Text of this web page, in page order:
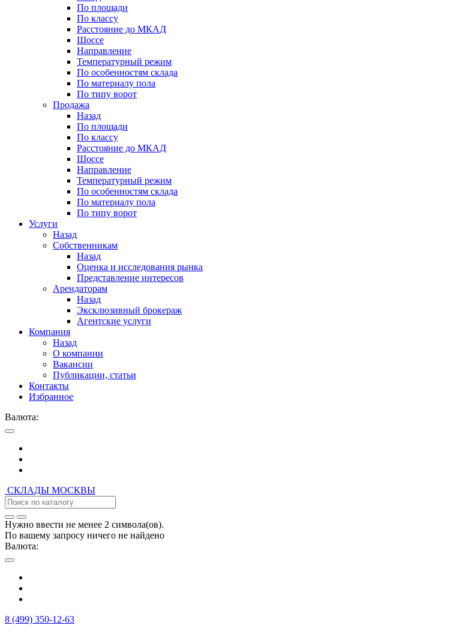
По площади
По классу
Расстояние до МКАД
Шоссе
Направление
Температурный режим
По особенностям склада
По материалу пола
По типу ворот
Продажа
Назад
По площади
По классу
Расстояние до МКАД
Шоссе
Направление
Температурный режим
По особенностям склада
По материалу пола
По типу ворот
Услуги
Назад
Собственникам
Назад
Оценка и исследования рынка
Представление интересов
Арендаторам
Назад
Эксклюзивный брокераж
Агентские услуги
Компания
Назад
О компании
Вакансии
Публикации, статьи
Контакты
Избранное
Валюта:
СКЛАДЫ МОСКВЫ
Нужно ввести не менее 2 символа(ов).
По вашему запросу ничего не найдено
Валюта:
8 (499) 350-12-63